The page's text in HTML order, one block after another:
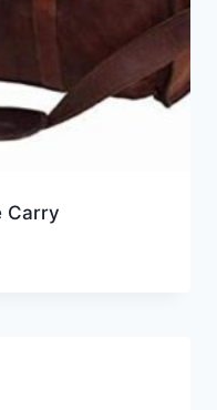
Carry